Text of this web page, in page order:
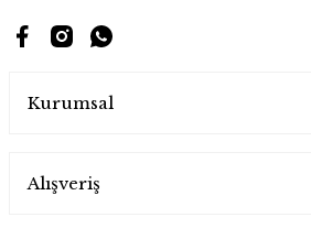
Kurumsal
Alışveriş